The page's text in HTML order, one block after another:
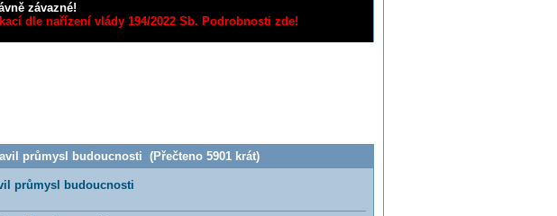
závazné!
dle nařízení vlády 194/2022 Sb. Podrobnosti zde!
průmysl budoucnosti (Přečteno 5901 krát)
průmysl budoucnosti